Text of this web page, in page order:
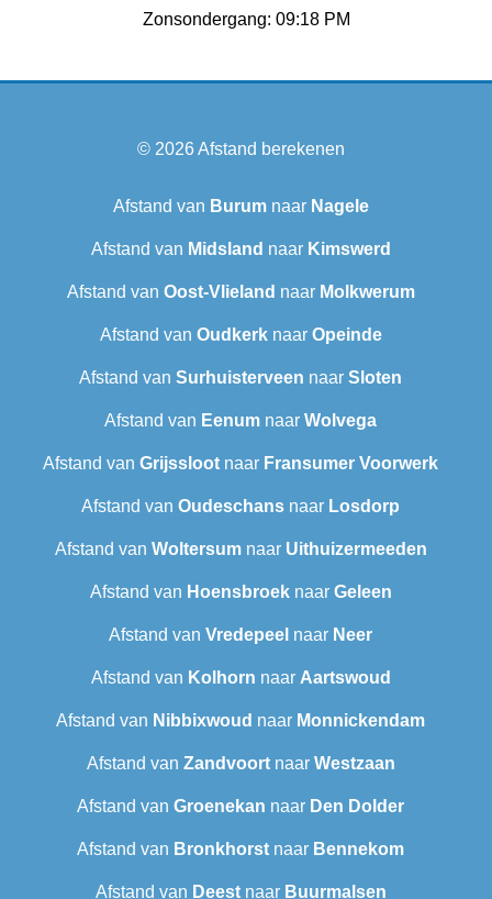
Zonsondergang: 09:18 PM
© 2026Afstand berekenen
Afstand van Burumnaar Nagele
Afstand van Midsland naar Kimswerd
Afstand van Oost-Vlieland naar Molkwerum
Afstand van Oudkerknaar Opeinde
Afstand van Surhuisterveen naar Sloten
Afstand van Eenum naar Wolvega
Afstand van Grijssloot naar Fransumer Voorwerk
Afstand van Oudeschans naar Losdorp
Afstand van Woltersumnaar Uithuizermeeden
Afstand van Hoensbroeknaar Geleen
Afstand van Vredepeel naar Neer
Afstand van Kolhorn naar Aartswoud
Afstand van Nibbixwoud naar Monnickendam
Afstand van Zandvoortnaar Westzaan
Afstand van Groenekan naar Den Dolder
Afstand van Bronkhorst naar Bennekom
Afstand van Deestnaar Buurmalsen